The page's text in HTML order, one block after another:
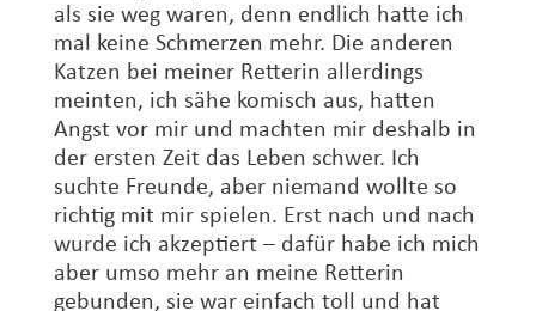
als sie weg waren, denn endlich hatte ich
mal keine Schmerzen mehr. Die anderen
Katzen bei meiner Retterin allerdings
meinten, ich sähe komisch aus, hatten
Angst vor mir und machten mir deshalb in
der ersten Zeit das Leben schwer. Ich
suchte Freunde, aber niemand wollte so
richtig mit mir spielen. Erst nach und nach
wurde ich akzeptiert – dafür habe ich mich
aber umso mehr an meine Retterin
gebunden, sie war einfach toll und hat